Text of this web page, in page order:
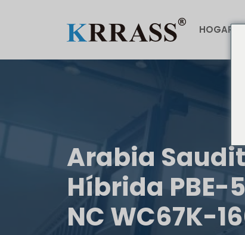
HOGAR
Arabia
Híbrida PBE-
NC WC67K-